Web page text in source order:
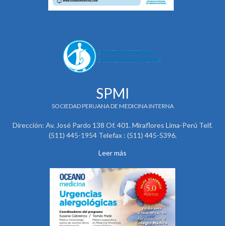
SPMI
SOCIEDAD PERUANA DE MEDICINA INTERNA
Dirección: Av. José Pardo 138 Of. 401. Miraflores Lima-Perú Telf.
(511) 445-1954 Telefax : (511) 445-5396.
Leer más